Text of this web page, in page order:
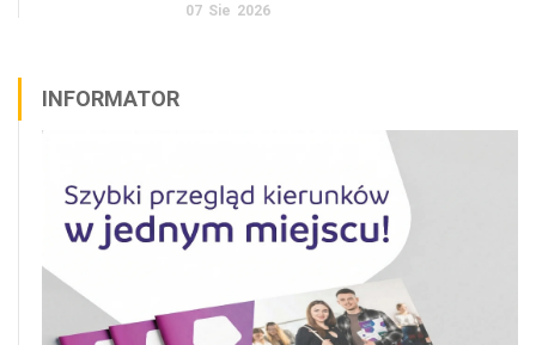
07 Sie 2026
INFORMATOR